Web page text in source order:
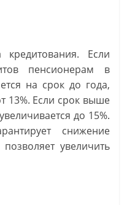
кредитования. Если
пенсионерам в
на срок до года,
13%. Если срок выше
до 15%.
снижение
увеличить